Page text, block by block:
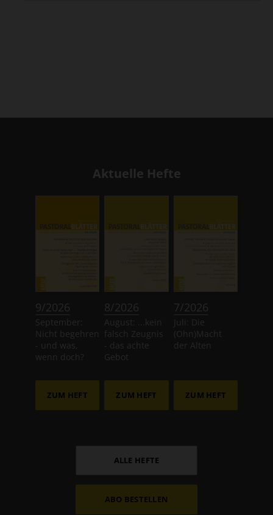
Aktuelle Hefte
9/2026
September:
Nicht begehren
- und was,
wenn doch?
ZUM HEFT
8/2026
August: ...kein
falsch Zeugnis
- das achte
Gebot
ZUM HEFT
7/2026
Juli: Die
(Ohn)Macht
der Alten
ZUM HEFT
ALLE HEFTE
ABO BESTELLEN